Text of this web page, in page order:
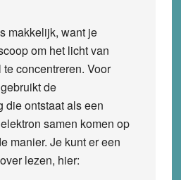
makkelijk, want je
om het licht van
concentreren. Voor
de
die ontstaat als een
samen komen op
manier. Je kunt er een
lezen, hier: